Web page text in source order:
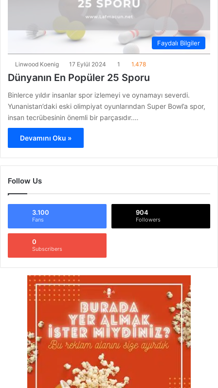
Faydalı Bilgiler
Linwood Koenig 17 Eylül 2024 1 1.478
Dünyanın En Popüler 25 Sporu
Binlerce yıldır insanlar spor izlemeyi ve oynamayı severdi.
Yunanistan’daki eski olimpiyat oyunlarından Super Bowl’a spor,
insan tecrübesinin önemli bir parçasıdır.…
Devamını Oku »
Follow Us
3.100
Fans
904
Followers
0
Subscribers